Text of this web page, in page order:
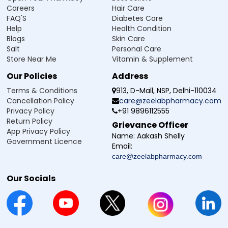
சுகத்தையும் உடல் நலத்தையும் மேம்படுத்துகிறது.
Hydrogn 25 Tablet எப்படி பயன்படுத்துவது
Hydroxyzine 25 mg மாத்திரையை பாதுகாப்பாகவும்,
பயனுள்ளதாகவும் பயன்படுத்த மிகவும் கவனமாக
எடுத்துக்கொள்ள வேண்டும். பரிந்துரைக்கப்பட்ட அளவு மற்றும்
அறிகுறிகளை சிறப்பாக கட்டுப்படுத்த முடியும்.
Hydrogn 25 ஒவ்வாமை எதிர்ப்பு (Antiallergic) மாத்திரையை
உங்கள் மருத்துவர் கூறியபடி துல்லியமாக
எடுத்துக்கொள்ளுங்கள்.
மாத்திரையை கடிக்காமல் அல்லது உடைக்காமல், முழுவதும்
வயிற்று எரிச்சலை தவிர்க்க, உணவுக்குப் பிறகு
எப்போதும் மருத்துவர் கூறிய அளவையே பின்பற்றுங்கள்; உங்கள்
விருப்பப்படி அளவை அதிகப்படுத்தவோ, மீண்டும் மீண்டும்
எடுத்துக்கொள்ளவோ வேண்டாம்.
நீங்கள் தினசரி எடுக்கும் திட்டத்தில் இருந்தால், உங்கள்
Careers
FAQ'S
Help
Blogs
Salt
Store Near Me
Hair Care
Diabetes Care
Health Condition
Skin Care
Personal Care
Vitamin & Supplement
Our Policies
Terms & Conditions
Cancellation Policy
Privacy Policy
Return Policy
App Privacy Policy
Government Licence
Address
913, D-Mall, NSP, Delhi-110034
care@zeelabpharmacy.com
+91 9896112555
Grievance Officer
Name: Aakash Shelly
Email:
care@zeelabpharmacy.com
Our Socials